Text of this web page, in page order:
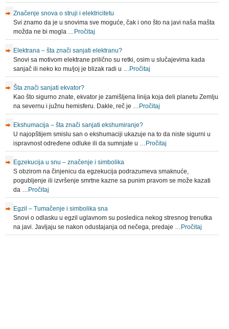
Značenje snova o struji i elektricitetu
Svi znamo da je u snovima sve moguće, čak i ono što na javi naša mašta
možda ne bi mogla … Pročitaj
Elektrana – šta znači sanjati elektranu?
Snovi sa motivom elektrane prilično su retki, osim u slučajevima kada
sanjač ili neko ko mu/joj je blizak radi u … Pročitaj
Šta znači sanjati ekvator?
Kao što sigurno znate, ekvator je zamišljena linija koja deli planetu Zemlju
na severnu i južnu hemisferu. Dakle, reč je … Pročitaj
Ekshumacija – šta znači sanjati ekshumiranje?
U najopštijem smislu san o ekshumaciji ukazuje na to da niste sigurni u
ispravnost određene odluke ili da sumnjate u … Pročitaj
Egzekucija u snu – značenje i simbolika
S obzirom na činjenicu da egzekucija podrazumeva smaknuće,
pogubljenje ili izvršenje smrtne kazne sa punim pravom se može kazati
da … Pročitaj
Egzil – Tumačenje i simbolika sna
Snovi o odlasku u egzil uglavnom su posledica nekog stresnog trenutka
na javi. Javljaju se nakon odustajanja od nečega, predaje … Pročitaj